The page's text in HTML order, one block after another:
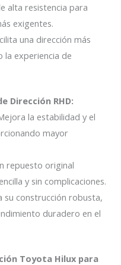
alta resistencia para
exigentes.
una dirección más
la experiencia de
Dirección RHD:
la estabilidad y el
mayor
repuesto original
y sin complicaciones.
su construcción robusta,
duradero en el
Toyota Hilux para